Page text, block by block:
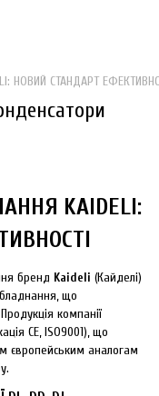
НОВИЙ СТАНДАРТ
KAIDELI:
бренд Kaideli (Кайделі)
що
компанії
CE, ISO9001), що
європейським аналогам